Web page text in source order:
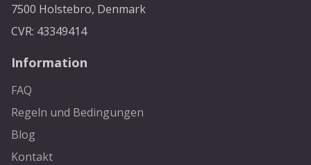
7500 Holstebro, Denmark
CVR: 43349414
Information
FAQ
Regeln und Bedingungen
Blog
Kontakt